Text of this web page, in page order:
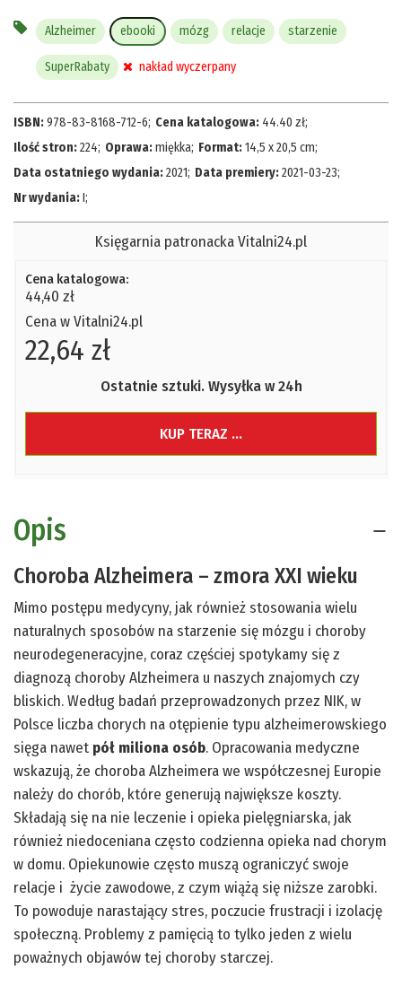
Alzheimer ebooki mózg relacje starzenie
SuperRabaty nakład wyczerpany
ISBN:978-83-8168-712-6; Cena katalogowa: 44.40 zł;
Ilość stron:224; Oprawa:miękka; Format:14,5 x 20,5 cm;
Data ostatniego wydania:2021; Data premiery:2021-03-23;
Nr wydania:I;
Księgarnia patronacka Vitalni24.pl
Cena katalogowa:
44,40 zł
Cena w Vitalni24.pl
22,64 zł
Ostatnie sztuki. Wysyłka w 24h
KUP TERAZ ...
Opis
Choroba Alzheimera – zmora XXI wieku
Mimo postępu medycyny, jak również stosowania wielu
naturalnych sposobów na starzenie się mózgu i choroby
neurodegeneracyjne, coraz częściej spotykamy się z
diagnozą choroby Alzheimera u naszych znajomych czy
bliskich. Według badań przeprowadzonych przez NIK, w
Polsce liczba chorych na otępienie typu alzheimerowskiego
sięga nawet pół miliona osób. Opracowania medyczne
wskazują, że choroba Alzheimera we współczesnej Europie
należy do chorób, które generują największe koszty.
Składają się na nie leczenie i opieka pielęgniarska, jak
również niedoceniana często codzienna opieka nad chorym
w domu. Opiekunowie często muszą ograniczyć swoje
relacje i życie zawodowe, z czym wiążą się niższe zarobki.
To powoduje narastający stres, poczucie frustracji i izolację
społeczną. Problemy z pamięcią to tylko jeden z wielu
poważnych objawów tej choroby starczej.